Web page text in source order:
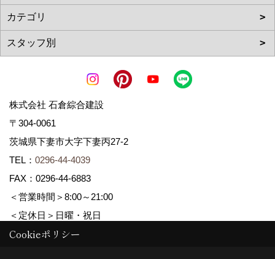
株式会社 石倉綜合建設
〒304-0061
茨城県下妻市大字下妻丙27-2
TEL： 0296-44-4039
FAX：0296-44-6883
＜営業時間＞8:00～21:00
＜定休日＞日曜・祝日
Cookieポリシー